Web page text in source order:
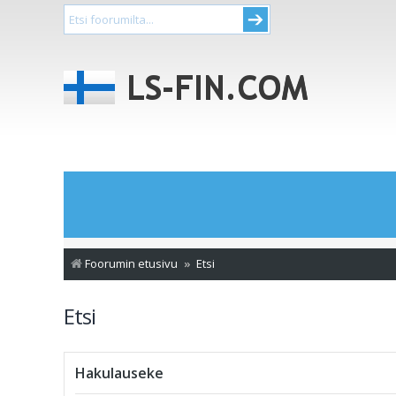
Foorumin etusivu Etsi
Etsi
Hakulauseke